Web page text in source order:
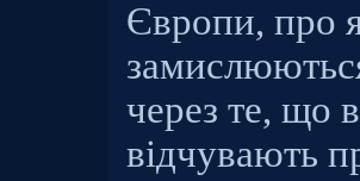
Європи, про
через те, що
відчувають